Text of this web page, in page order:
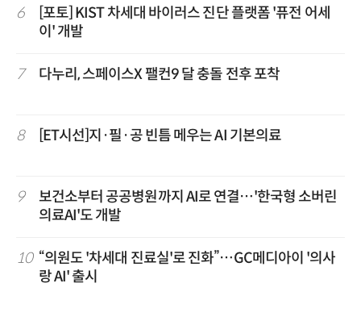
6
[포토] KIST 차세대 바이러스 진단 플랫폼 '퓨전 어세
이' 개발
7 다누리, 스페이스X 팰컨9 달 충돌 전후 포착
8 [ET시선]지·필·공 빈틈 메우는 AI 기본의료
9
보건소부터 공공병원까지 AI로 연결…'한국형 소버린
의료AI'도 개발
10 “의원도 '차세대 진료실'로 진화”…GC메디아이 '의사
랑 AI' 출시